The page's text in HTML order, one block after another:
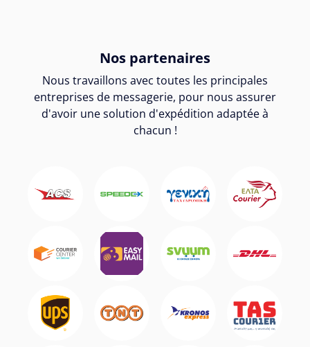
Nos partenaires
Nous travaillons avec toutes les principales
entreprises de messagerie, pour nous assurer
d'avoir une solution d'expédition adaptée à
chacun !